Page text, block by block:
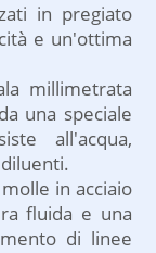
in pregiato
e un'ottima
millimetrata
una speciale
all'acqua,
in acciaio
fluida e una
di linee